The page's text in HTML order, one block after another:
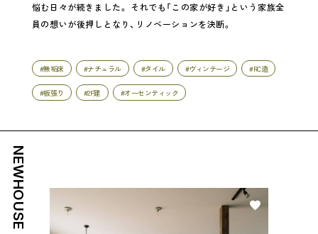
悩む日々が続きました。 それでも「この家が好き」という家族全
員の想いが後押しとなり、リノベーションを決断。
#無垢床 #ナチュラル #タイル #ヴィンテージ #RC造
#板張り #2F建 #オーセンティック
好き
NEWHOUSE